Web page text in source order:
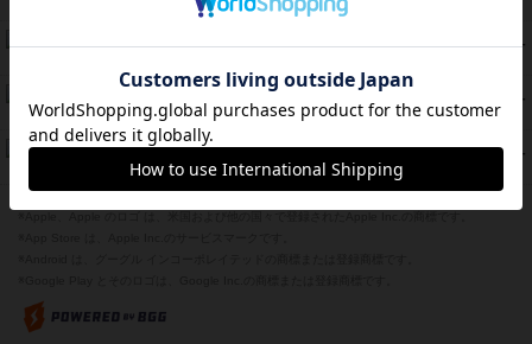
12件の投稿
45 PT
45 PT
Bitter End ブタペスト救出作戦
紹介文なし 1件の投稿
42 PT
ドコジャン
紹介文あり 10件の投稿